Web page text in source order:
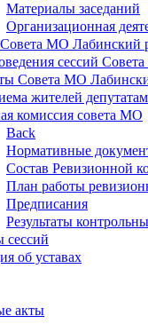
Материалы заседаний
Организационная
МО Лабинский
сессий
Совета МО
жителей
комиссия совета МО
Back
Нормативные
Состав Ревизионной
План работы
Предписания
Результаты
сессий
об уставах
акты